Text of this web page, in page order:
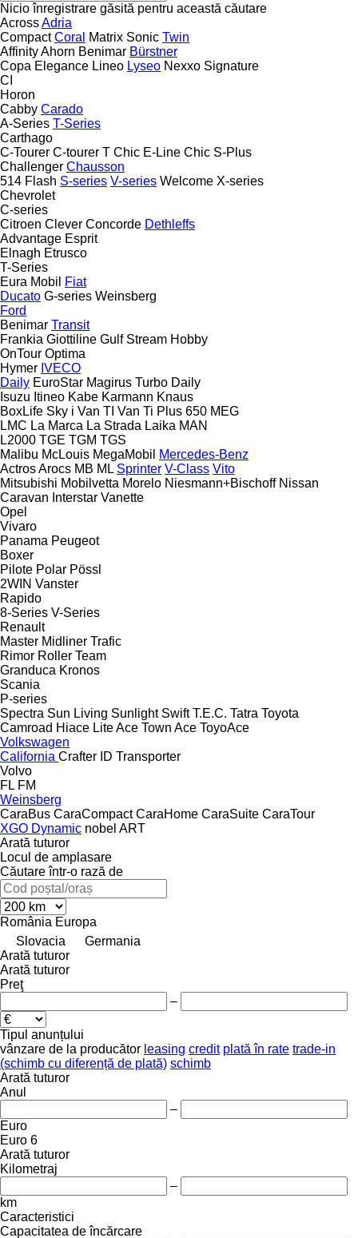
Nicio înregistrare găsită pentru această căutare
AcrossAdria
Compact Coral Matrix Sonic Twin
AffinityAhorn Benimar Bürstner
Copa Elegance Lineo Lyseo Nexxo Signature
CI
Horon
Cabby Carado
A-Series T-Series
Carthago
C-Tourer C-tourer T Chic E-Line Chic S-Plus
Challenger Chausson
514 Flash S-series V-series Welcome X-series
Chevrolet
C-series
Citroen Clever Concorde Dethleffs
Advantage Esprit
Elnagh Etrusco
T-Series
Eura Mobil
Fiat
Ducato G-series Weinsberg
Ford
Benimar Transit
Frankia Giottiline Gulf Stream Hobby
OnTour Optima
Hymer IVECO
Daily EuroStar Magirus Turbo Daily
Isuzu Itineo Kabe Karmann Knaus
BoxLife Sky i Van TI Van Ti Plus 650 MEG
LMC La Marca La Strada Laika MAN
L2000 TGE TGM TGS
Malibu McLouis MegaMobil
Mercedes-Benz
ActrosArocs MB ML Sprinter V-Class Vito
Mitsubishi Mobilvetta Morelo Niesmann+Bischoff Nissan
Caravan Interstar Vanette
Opel
Vivaro
Panama Peugeot
Boxer
Pilote Polar Pössl
2WIN Vanster
Rapido
8-Series V-Series
Renault
Master Midliner Trafic
Rimor Roller Team
Granduca Kronos
Scania
P-series
Spectra Sun Living Sunlight Swift T.E.C. Tatra Toyota
Camroad Hiace Lite Ace Town Ace ToyoAce
Volkswagen
California Crafter ID Transporter
Volvo
FL FM
Weinsberg
CaraBus CaraCompact CaraHome CaraSuite CaraTour
XGO Dynamic nobel ART
Arată tuturor
Locul de amplasare
Căutare într-o rază de
România Europa
Slovacia
Germania
Arată tuturor
Arată tuturor
Preţ
–
Tipul anunțului
vânzare de la producător leasing credit plată în rate trade-in
(schimb cu diferență de plată) schimb
Arată tuturor
Anul
–
Euro
Euro 6
Arată tuturor
Kilometraj
–
km
Caracteristici
Capacitatea de încărcare